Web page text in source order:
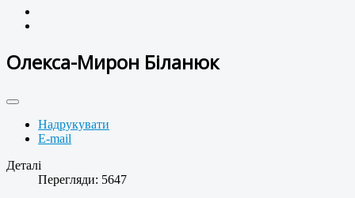
Олекса-Мирон Біланюк
Надрукувати
E-mail
Деталі
Перегляди: 5647